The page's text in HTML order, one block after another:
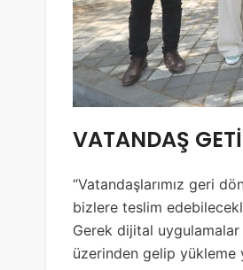
VATANDAŞ
“Vatandaşlarımız geri
bizlere teslim
Gerek dijital
üzerinden gelip yükleme